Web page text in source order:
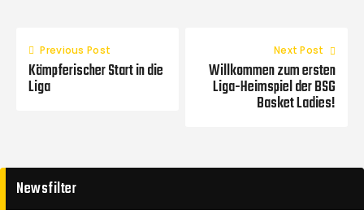
Previous Post
Kämpferischer Start in die
Liga
Next Post
Willkommen zum ersten
Liga-Heimspiel der BSG
Basket Ladies!
Newsfilter